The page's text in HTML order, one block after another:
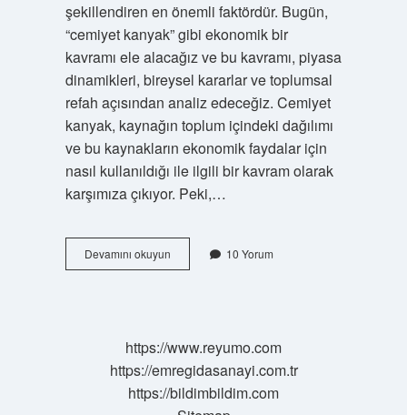
şekillendiren en önemli faktördür. Bugün,
“cemiyet kanyak” gibi ekonomik bir
kavramı ele alacağız ve bu kavramı, piyasa
dinamikleri, bireysel kararlar ve toplumsal
refah açısından analiz edeceğiz. Cemiyet
kanyak, kaynağın toplum içindeki dağılımı
ve bu kaynakların ekonomik faydalar için
nasıl kullanıldığı ile ilgili bir kavram olarak
karşımıza çıkıyor. Peki,…
Devamını okuyunCemiyet
kanyak
10 Yorum
https://www.reyumo.com
https://emregidasanayi.com.tr
https://bildimbildim.com